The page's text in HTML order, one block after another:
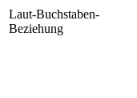
Laut-Buchstaben-
Beziehung